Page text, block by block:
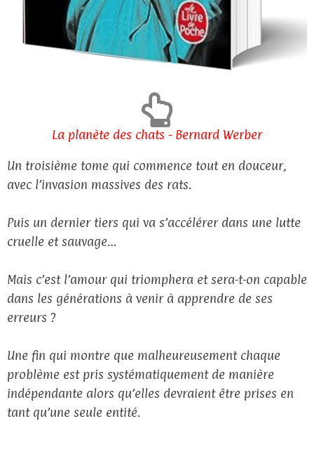
La planète des chats - Bernard Werber
Un troisième tome qui commence tout en douceur,
avec l’invasion massives des rats.
Puis un dernier tiers qui va s’accélérer dans une lutte
cruelle et sauvage…
Mais c’est l’amour qui triomphera et sera-t-on capable
dans les générations à venir à apprendre de ses
erreurs ?
Une fin qui montre que malheureusement chaque
problème est pris systématiquement de manière
indépendante alors qu’elles devraient être prises en
tant qu’une seule entité.